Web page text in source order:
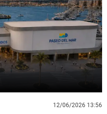
12/06/2026 13:56